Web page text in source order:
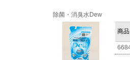
除菌・消臭水Dew
商